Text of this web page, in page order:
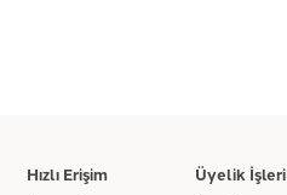
Hızlı Erişim Üyelik İşleri